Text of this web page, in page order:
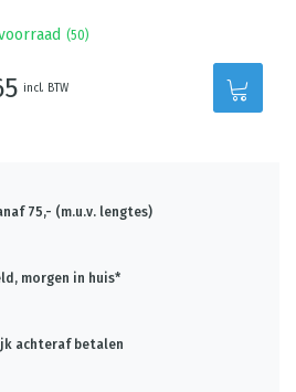
(50)
incl. BTW
75,- (m.u.v. lengtes)
morgen in huis*
achteraf betalen